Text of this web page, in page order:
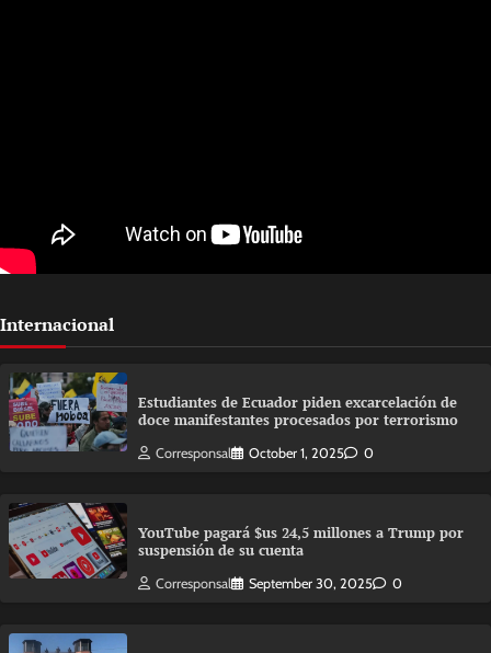
Internacional
Estudiantes de Ecuador piden excarcelación de
doce manifestantes procesados por terrorismo
Corresponsal October 1, 2025 0
YouTube pagará $us 24,5 millones a Trump por
suspensión de su cuenta
Corresponsal September 30, 2025 0